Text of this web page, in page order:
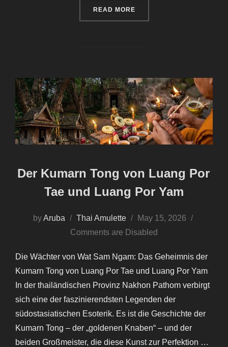
READ MORE“L’ENFANT D’OR DE WAT
Der Kumarn Tong von Luang Por
Tae und Luang Por Yam
byAruba Thai Amulette
Posted
on
May 15, 2026
Comments are Disabled
Die Wächter von Wat Sam Ngam: Das Geheimnis der
Kumarn Tong von Luang Por Tae und Luang Por Yam
In der thailändischen Provinz Nakhon Pathom verbirgt
sich eine der faszinierendsten Legenden der
südostasiatischen Esoterik. Es ist die Geschichte der
Kumarn Tong – der „goldenen Knaben“ – und der
beiden Großmeister, die diese Kunst zur Perfektion …